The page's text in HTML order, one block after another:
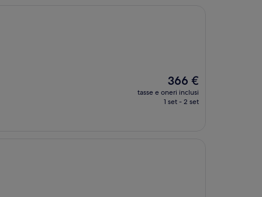
Il
prezzo
attuale
366 €
tasse e oneri inclusi
1 set - 2 set